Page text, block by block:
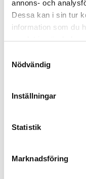
annons- och
Dessa kan i sin tur
information som du
samlat in när du har
Nödvändig
Inställningar
Statistik
Marknadsföring
Prym Love